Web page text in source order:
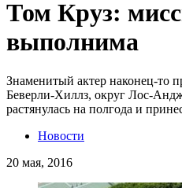
Том Круз:
выполнима
Знаменитый актер наконец-то
Беверли-Хиллз, округ Лос-
растянулась на полгода и
Новости
20 мая, 2016